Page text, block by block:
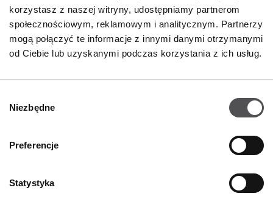
korzystasz z naszej witryny, udostępniamy partnerom
społecznościowym, reklamowym i analitycznym. Partnerzy
mogą połączyć te informacje z innymi danymi otrzymanymi
od Ciebie lub uzyskanymi podczas korzystania z ich usług.
zgody
Niezbędne
Preferencje
Statystyka